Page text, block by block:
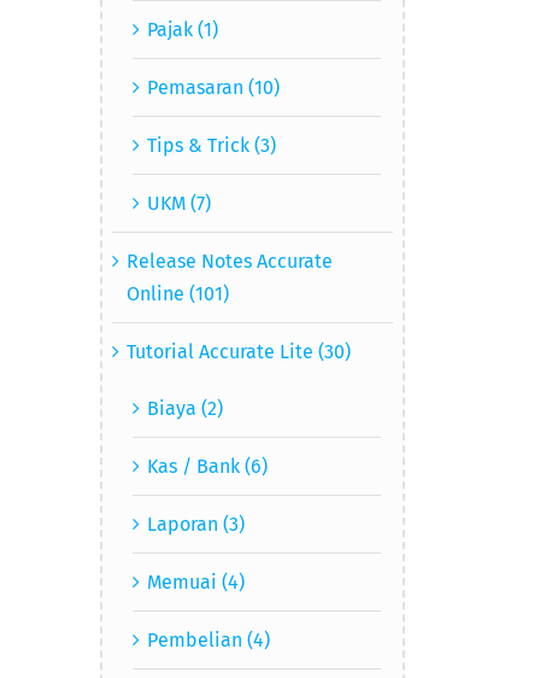
Pajak (1)
Pemasaran (10)
Tips & Trick (3)
UKM (7)
Release Notes Accurate
Online (101)
Tutorial Accurate Lite (30)
Biaya (2)
Kas / Bank (6)
Laporan (3)
Memuai (4)
Pembelian (4)